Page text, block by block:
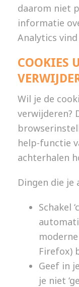
daarom niet
informatie
Analytics vind
COOKIES
Wil je de
verwijderen?
help-functie
achterhalen
Dingen die
Schakel
Firefox)
Geef in
je niet